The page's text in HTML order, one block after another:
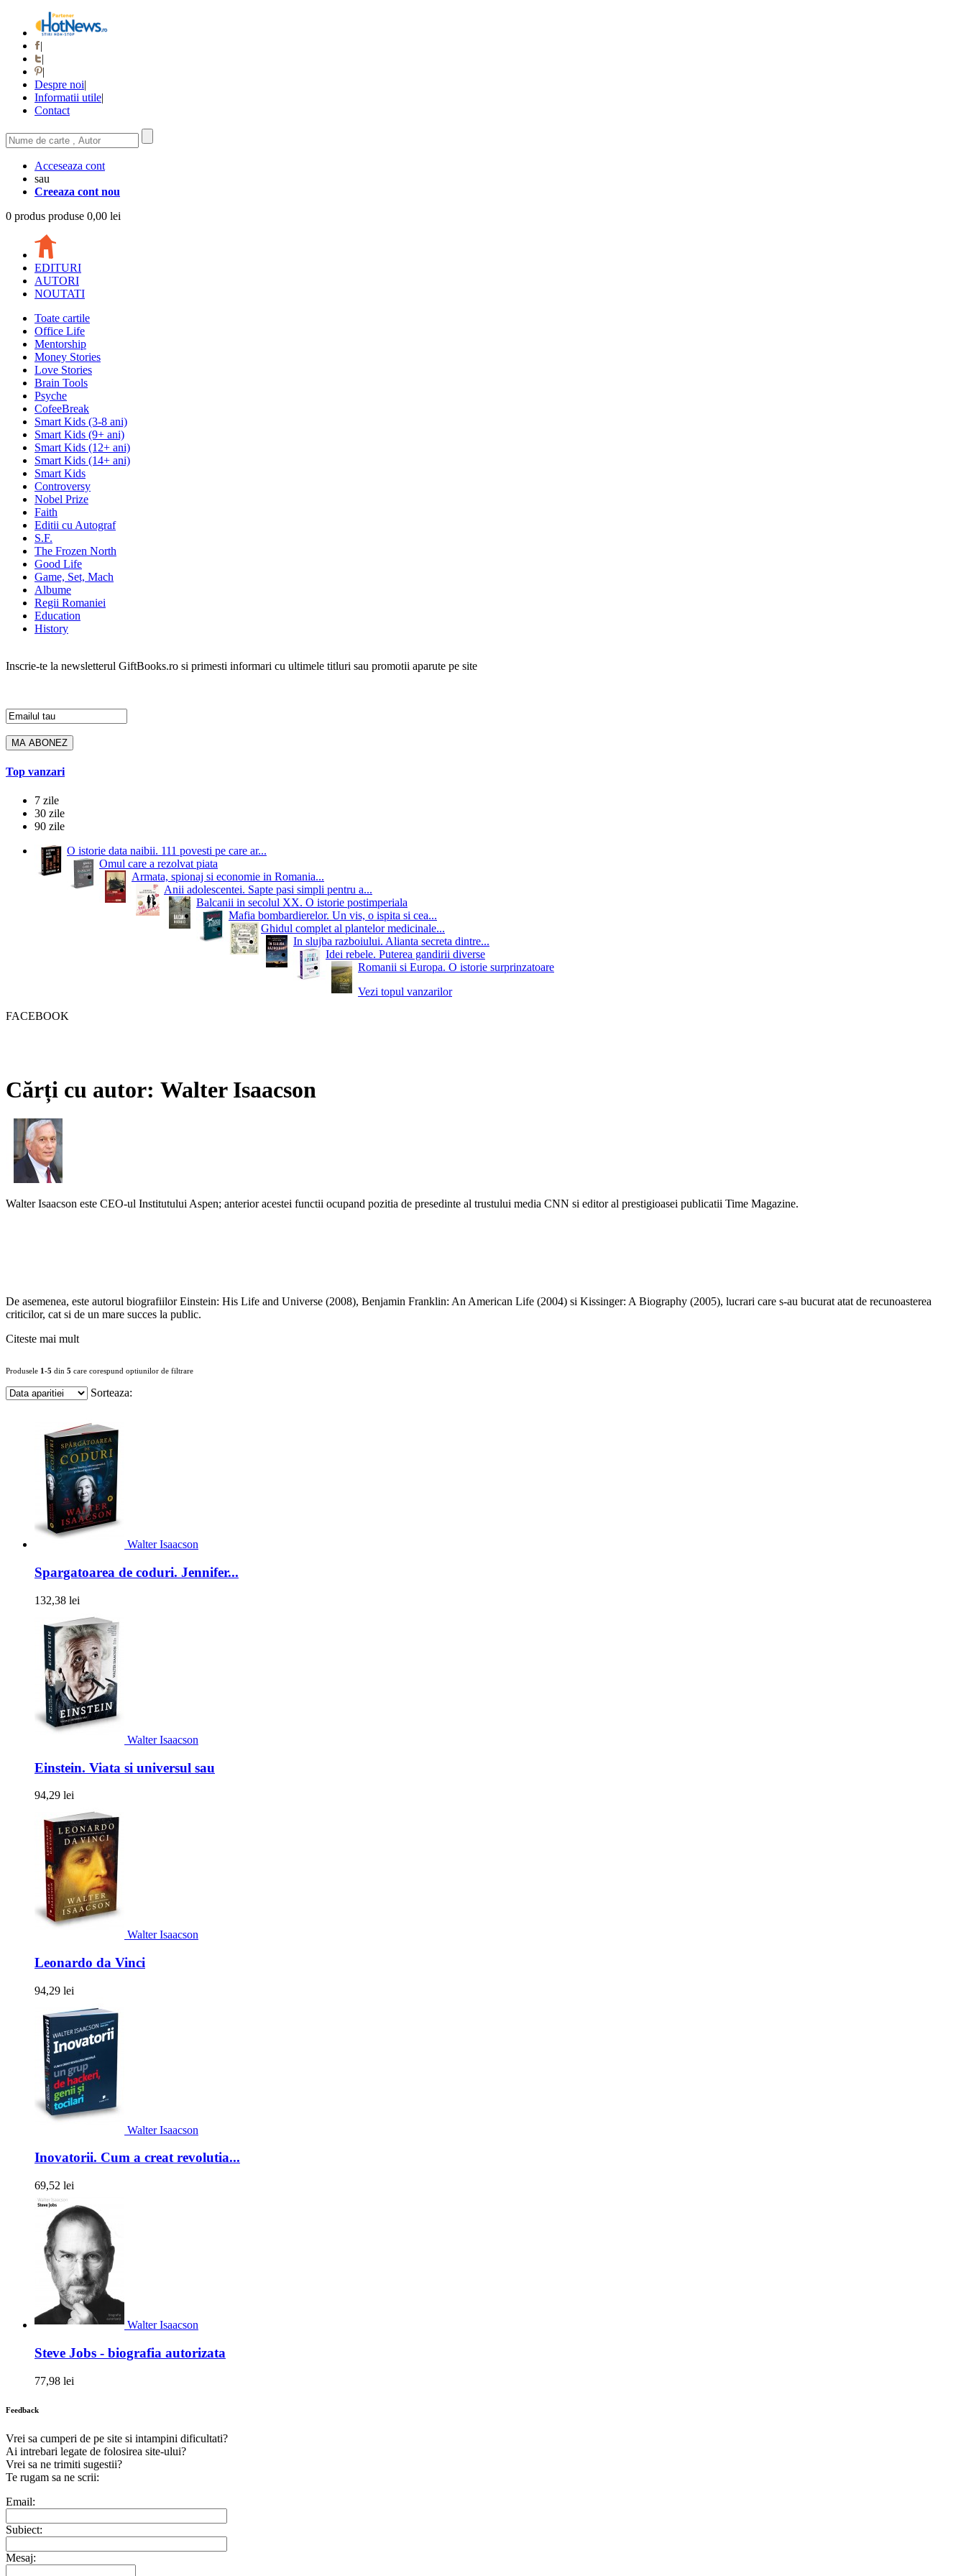
|
|
|
Despre noi|
Informatii utile|
Contact
Acceseaza cont
sau
Creeaza cont nou
0 produs produse 0,00 lei
EDITURI
AUTORI
NOUTATI
Toate cartile
Office Life
Mentorship
Money Stories
Love Stories
Brain Tools
Psyche
CofeeBreak
Smart Kids (3-8 ani)
Smart Kids (9+ ani)
Smart Kids (12+ ani)
Smart Kids (14+ ani)
Smart Kids
Controversy
Nobel Prize
Faith
Editii cu Autograf
S.F.
The Frozen North
Good Life
Game, Set, Mach
Albume
Regii Romaniei
Education
History
Inscrie-te la newsletterul GiftBooks.ro si primesti informari cu ultimele titluri sau promotii aparute pe site
Top vanzari
7 zile
30 zile
90 zile
O istorie data naibii. 111 povesti pe care ar...
Omul care a rezolvat piata
Armata, spionaj si economie in Romania...
Anii adolescentei. Sapte pasi simpli pentru a...
Balcanii in secolul XX. O istorie postimperiala
Mafia bombardierelor. Un vis, o ispita si cea...
Ghidul complet al plantelor medicinale...
In slujba razboiului. Alianta secreta dintre...
Idei rebele. Puterea gandirii diverse
Romanii si Europa. O istorie surprinzatoare
Vezi topul vanzarilor
FACEBOOK
Cărți cu autor: Walter Isaacson
Walter Isaacson este CEO-ul Institutului Aspen; anterior acestei functii ocupand pozitia de presedinte al trustului media CNN si editor al prestigioasei publicatii Time Magazine.
De asemenea, este autorul biografiilor Einstein: His Life and Universe (2008), Benjamin Franklin: An American Life (2004) si Kissinger: A Biography (2005), lucrari care s-au bucurat atat de recunoasterea
criticilor, cat si de un mare succes la public.
Citeste mai mult
Produsele 1-5 din 5 care corespund optiunilor de filtrare
Sorteaza:
Walter Isaacson
Spargatoarea de coduri. Jennifer...
132,38 lei
Walter Isaacson
Einstein. Viata si universul sau
94,29 lei
Walter Isaacson
Leonardo da Vinci
94,29 lei
Walter Isaacson
Inovatorii. Cum a creat revolutia...
69,52 lei
Walter Isaacson
Steve Jobs - biografia autorizata
77,98 lei
Feedback
Vrei sa cumperi de pe site si intampini dificultati?
Ai intrebari legate de folosirea site-ului?
Vrei sa ne trimiti sugestii?
Te rugam sa ne scrii:
Email:
Subiect:
Mesaj: